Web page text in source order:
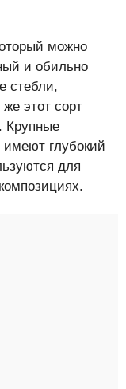
можно
и обильно
стебли,
этот сорт
Крупные
имеют глубокий
для